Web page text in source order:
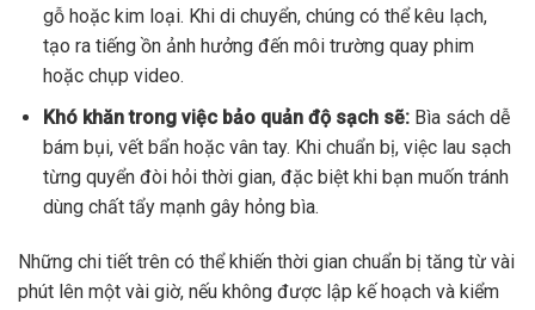
gỗ hoặc kim loại. Khi di chuyển, chúng có thể kêu lạch,
tạo ra tiếng ồn ảnh hưởng đến môi trường quay phim
hoặc chụp video.
Khó khăn trong việc bảo quản độ sạch sẽ:Bìa sách dễ
bám bụi, vết bẩn hoặc vân tay. Khi chuẩn bị, việc lau sạch
từng quyển đòi hỏi thời gian, đặc biệt khi bạn muốn tránh
dùng chất tẩy mạnh gây hỏng bìa.
Những chi tiết trên có thể khiến thời gian chuẩn bị tăng từ vài
phút lên một vài giờ, nếu không được lập kế hoạch và kiểm